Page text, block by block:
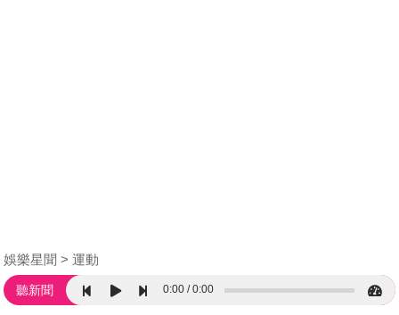
娛樂星聞 運動
聽新聞 0:00 0:00